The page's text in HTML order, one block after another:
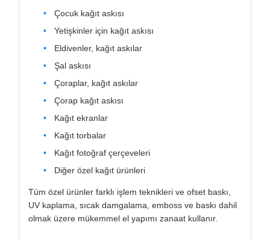
Çocuk kağıt askısı
Yetişkinler için kağıt askısı
Eldivenler, kağıt askılar
Şal askısı
Çoraplar, kağıt askılar
Çorap kağıt askısı
Kağıt ekranlar
Kağıt torbalar
Kağıt fotoğraf çerçeveleri
Diğer özel kağıt ürünleri
Tüm özel ürünler farklı işlem teknikleri ve ofset baskı,
UV kaplama, sıcak damgalama, emboss ve baskı dahil
olmak üzere mükemmel el yapımı zanaat kullanır.